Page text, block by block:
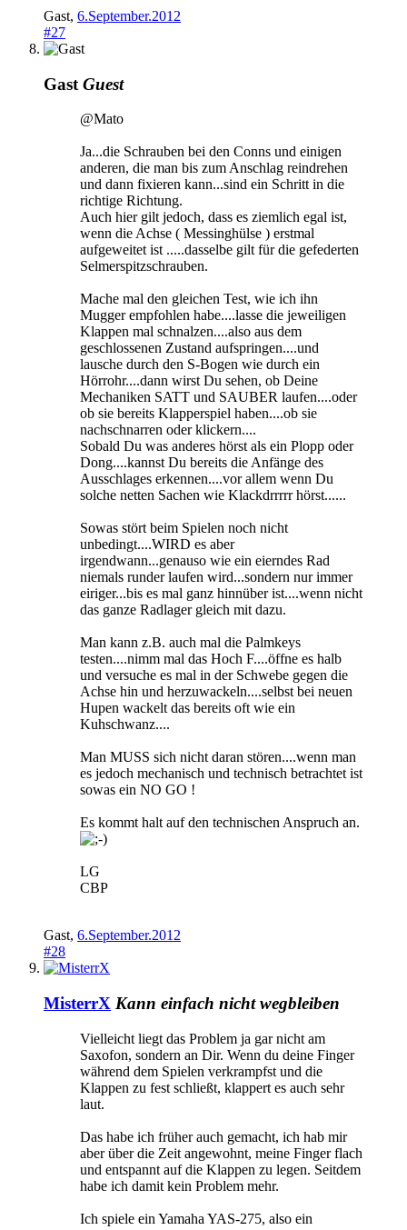
Gast, 6.September.2012
#27
Gast Guest
@Mato
Ja...die Schrauben bei den Conns und einigen
anderen, die man bis zum Anschlag reindrehen
und dann fixieren kann...sind ein Schritt in die
richtige Richtung.
Auch hier gilt jedoch, dass es ziemlich egal ist,
wenn die Achse ( Messinghülse ) erstmal
aufgeweitet ist .....dasselbe gilt für die gefederten
Selmerspitzschrauben.
Mache mal den gleichen Test, wie ich ihn
Mugger empfohlen habe....lasse die jeweiligen
Klappen mal schnalzen....also aus dem
geschlossenen Zustand aufspringen....und
lausche durch den S-Bogen wie durch ein
Hörrohr....dann wirst Du sehen, ob Deine
Mechaniken SATT und SAUBER laufen....oder
ob sie bereits Klapperspiel haben....ob sie
nachschnarren oder klickern....
Sobald Du was anderes hörst als ein Plopp oder
Dong....kannst Du bereits die Anfänge des
Ausschlages erkennen....vor allem wenn Du
solche netten Sachen wie Klackdrrrrr hörst......
Sowas stört beim Spielen noch nicht
unbedingt....WIRD es aber
irgendwann...genauso wie ein eierndes Rad
niemals runder laufen wird...sondern nur immer
eiriger...bis es mal ganz hinnüber ist....wenn nicht
das ganze Radlager gleich mit dazu.
Man kann z.B. auch mal die Palmkeys
testen....nimm mal das Hoch F....öffne es halb
und versuche es mal in der Schwebe gegen die
Achse hin und herzuwackeln....selbst bei neuen
Hupen wackelt das bereits oft wie ein
Kuhschwanz....
Man MUSS sich nicht daran stören....wenn man
es jedoch mechanisch und technisch betrachtet ist
sowas ein NO GO !
Es kommt halt auf den technischen Anspruch an.
LG
CBP
Gast, 6.September.2012
#28
MisterrX Kann einfach nicht wegbleiben
Vielleicht liegt das Problem ja gar nicht am
Saxofon, sondern an Dir. Wenn du deine Finger
während dem Spielen verkrampfst und die
Klappen zu fest schließt, klappert es auch sehr
laut.
Das habe ich früher auch gemacht, ich hab mir
aber über die Zeit angewohnt, meine Finger flach
und entspannt auf die Klappen zu legen. Seitdem
habe ich damit kein Problem mehr.
Ich spiele ein Yamaha YAS-275, also ein